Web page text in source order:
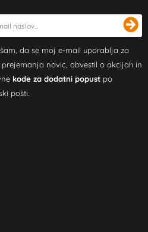
da se moj e-mail uporablja za
prejemanja novic, obvestil o akcijah in
kode za dodatni popust po
pošti.